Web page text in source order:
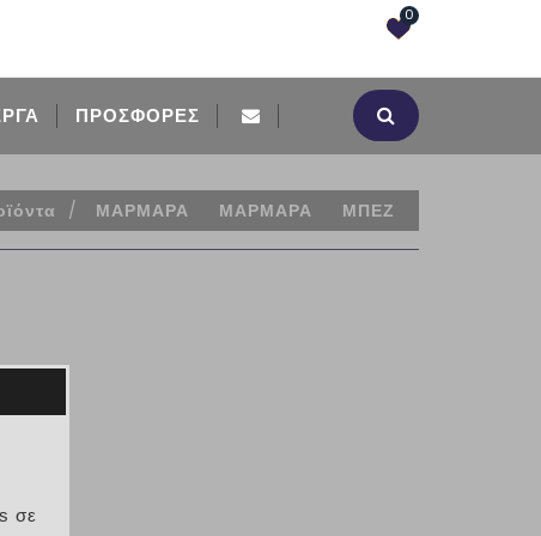
0
ΠΡΟΣΦΟΡΈΣ
/ ΜΑΡΜΑΡΑ ΜΑΡΜΑΡΑ ΜΠΕΖ
σε